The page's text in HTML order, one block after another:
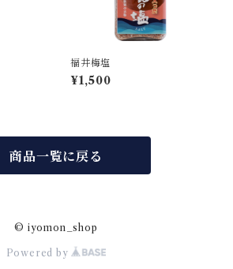
福井梅塩
¥1,500
商品一覧に戻る
© iyomon_shop
Powered by